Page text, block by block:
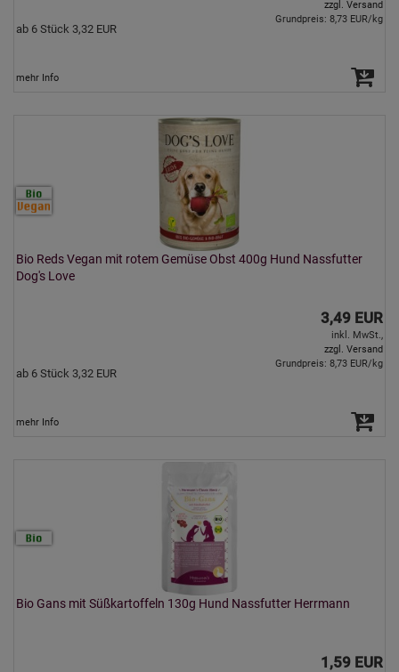
zzgl. Versand
ab 6 Stück 3,32 EUR
Grundpreis: 8,73 EUR/kg
mehr Info
Bio Reds Vegan mit rotem Gemüse Obst 400g Hund Nassfutter
Dog's Love
3,49 EUR
inkl. MwSt.,
zzgl. Versand
ab 6 Stück 3,32 EUR
Grundpreis: 8,73 EUR/kg
mehr Info
Bio Gans mit Süßkartoffeln 130g Hund Nassfutter Herrmann
1,59 EUR